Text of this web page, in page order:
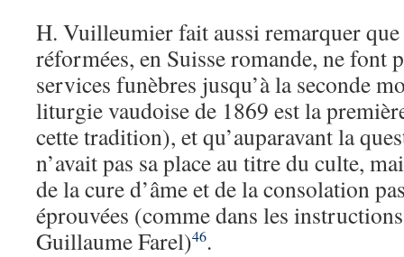
H. Vuilleumier fait aussi remarquer
réformées, en Suisse romande, ne font
services funèbres jusqu’à la seconde
liturgie vaudoise de 1869 est la
cette tradition), et qu’auparavant la
n’avait pas sa place au titre du culte,
de la cure d’âme et de la consolation
éprouvées (comme dans les
Guillaume Farel)46.